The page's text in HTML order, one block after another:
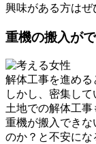
興味がある方はぜ
重機の搬入が
解体工事を進める
しかし、密集し
土地での解体工事
重機が搬入でき
のか？と不安にな